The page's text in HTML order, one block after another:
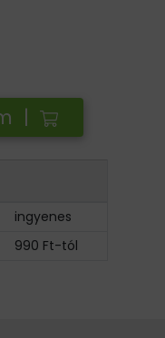
|
ingyenes
990 Ft-tól